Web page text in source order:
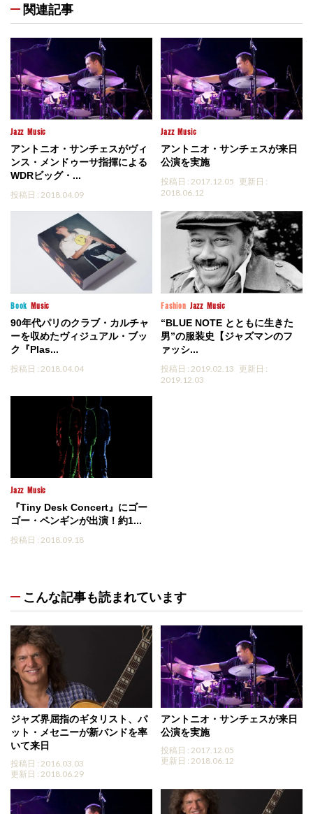
関連記事
Jazz Music
アントニオ・サンチェスがヴィ
ンス・メンドゥーサ指揮による
WDRビッグ・...
投稿日 : 2018.04.09
Jazz Music
アントニオ・サンチェスが来日
公演を実施
投稿日 : 2017.12.05 更新日 :
2018.06.12
Book Music
90年代パリのクラブ・カルチャ
ーを収めたヴィジュアル・ブッ
ク『Plas...
投稿日 : 2018.04.04
Fashion Jazz Music
“BLUE NOTE とともに生きた
男”の服装史【ジャズマンのフ
ァッシ...
投稿日 : 2019.02.13 更新日 :
2019.12.03
Jazz Music
『Tiny Desk Concert』にゴー
ゴー・ペンギンが出演！約1...
投稿日 : 2018.09.18
こんな記事も読まれています
ジャズ界屈指のギタリスト、パ
ット・メセニーが新バンドを率
いて来日
投稿日 : 2016.03.03
更新日 : 2018.06.29
アントニオ・サンチェスが来日
公演を実施
投稿日 : 2017.12.05
更新日 : 2018.06.12